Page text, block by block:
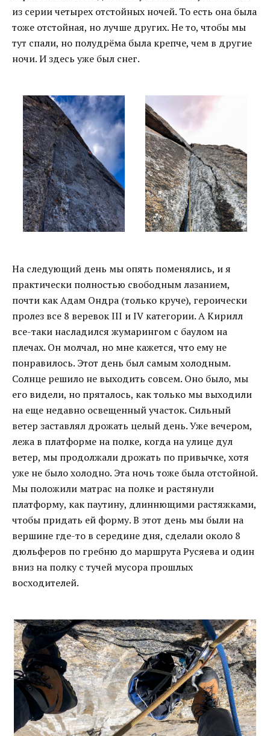
из серии четырех отстойных ночей. То есть она была
тоже отстойная, но лучше других. Не то, чтобы мы
тут спали, но полудрёма была крепче, чем в другие
ночи. И здесь уже был снег.
На следующий день мы опять поменялись, и я
практически полностью свободным лазанием,
почти как Адам Ондра (только круче), героически
пролез все 8 веревок III и IV категории. А Кирилл
все-таки насладился жумарингом с баулом на
плечах. Он молчал, но мне кажется, что ему не
понравилось. Этот день был самым холодным.
Солнце решило не выходить совсем. Оно было, мы
его видели, но пряталось, как только мы выходили
на еще недавно освещенный участок. Сильный
ветер заставлял дрожать целый день. Уже вечером,
лежа в платформе на полке, когда на улице дул
ветер, мы продолжали дрожать по привычке, хотя
уже не было холодно. Эта ночь тоже была отстойной.
Мы положили матрас на полке и растянули
платформу, как паутину, длиннющими растяжками,
чтобы придать ей форму. В этот день мы были на
вершине где-то в середине дня, сделали около 8
дюльферов по гребню до маршрута Русяева и один
вниз на полку с тучей мусора прошлых
восходителей.